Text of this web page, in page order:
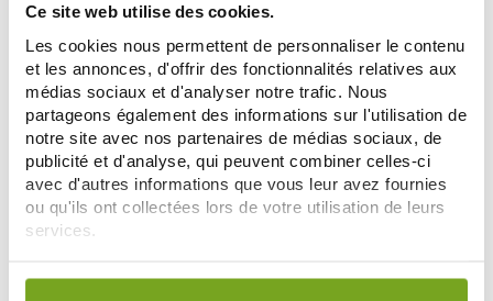
Ce site web utilise des cookies.
Les cookies nous permettent de personnaliser le contenu
et les annonces, d'offrir des fonctionnalités relatives aux
médias sociaux et d'analyser notre trafic. Nous
partageons également des informations sur l'utilisation de
notre site avec nos partenaires de médias sociaux, de
publicité et d'analyse, qui peuvent combiner celles-ci
avec d'autres informations que vous leur avez fournies
ou qu'ils ont collectées lors de votre utilisation de leurs
services.
Votre choix de consentement est conservé pendant une
soyez à l'affût de nos nouveautés sur les produits de la
ОТКРОЙТЕ ДЛЯ СЕБЯ ПАРАФАРМАЦИЮ
UNE VRAIE PARAPHARMACIE